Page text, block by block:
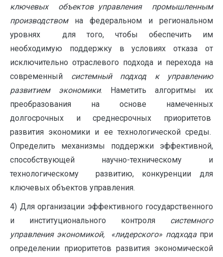
ключевых объектов управления
промышленным
производствомна федеральном и региональном
уровнях для того, чтобы обеспечить им
необходимую поддержку в условиях отказа от
исключительно отраслевого подхода и перехода на
современный системный подход к управлению
развитием экономики. Наметить алгоритмы их
преобразования на основе намеченных
долгосрочных и среднесрочных приоритетов
развития экономики и ее технологической среды.
Определить механизмы поддержки эффективной,
способствующей научно-техническому и
технологическому развитию, конкуренции для
ключевых объектов управления.
4) Для организации эффективного государственного
и институционального контроля системного
управления экономикой,
«лидерского» подходапри
определении приоритетов развития экономической